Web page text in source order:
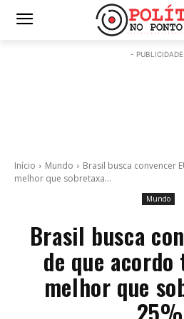
-
Início Mundo
Brasil busca convencer
melhor que sobretaxa...
Mundo
Brasil busca
de que
melhor que
25%